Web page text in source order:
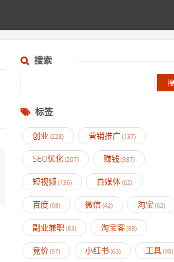
搜索
标签
创业 (228) 营销推广 (137)
SEO优化(207) 赚钱(387)
短视频(136) 自媒体(62)
百度(68) 微信(42) 淘宝 (62)
副业兼职 (83) 淘宝客(88)
竞价(57) 小红书 (63) 工具(98)